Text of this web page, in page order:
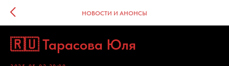
НОВОСТИ И АНОНСЫ
🇷🇺 Тарасова Юля